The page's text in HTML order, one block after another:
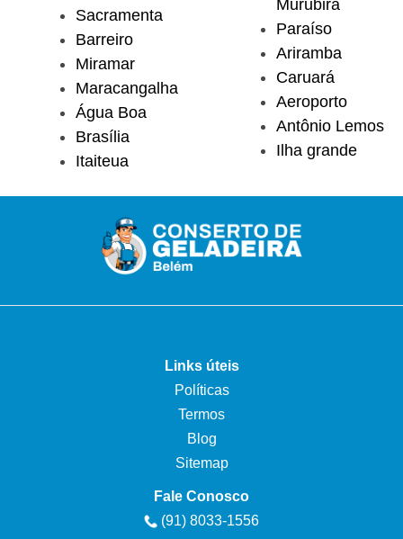
Sacramenta
Barreiro
Miramar
Maracangalha
Água Boa
Brasília
Itaiteua
Murubira
Paraíso
Ariramba
Caruará
Aeroporto
Antônio Lemos
Ilha grande
Links úteis
Políticas
Termos
Blog
Sitemap
Fale Conosco
(91) 8033-1556